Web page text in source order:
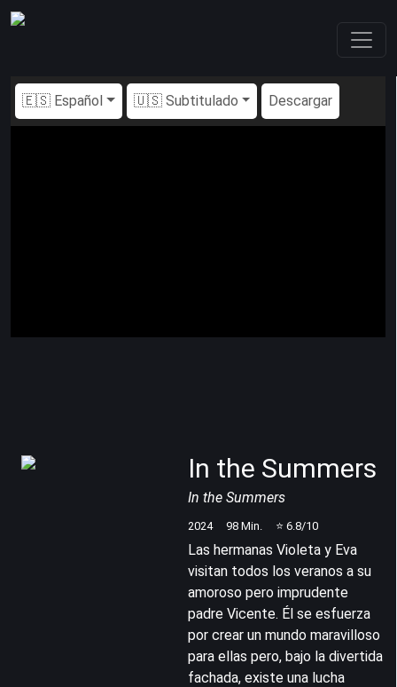
🇪🇸 Español 🇺🇸 Subtitulado Descargar
In the Summers
In the Summers
2024 98 Min. ⭐ 6.8/10
Las hermanas Violeta y Eva
visitan todos los veranos a su
amoroso pero imprudente
padre Vicente. Él se esfuerza
por crear un mundo maravilloso
para ellas pero, bajo la divertida
fachada, existe una lucha